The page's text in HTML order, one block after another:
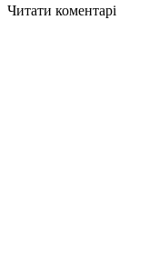
Читати коментарі